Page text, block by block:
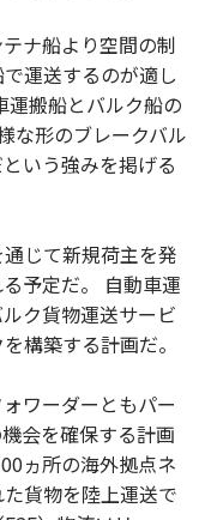
ナ船より空間の制
運送するのが適し
運搬船とバルク船の
な形のブレークバル
いう強みを掲げる
じて新規荷主を発
予定だ。 自動車運
ク貨物運送サービ
構築する計画だ。
ワーダーともパー
会を確保する計画
ヵ所の海外拠点ネ
貨物を陸上運送で